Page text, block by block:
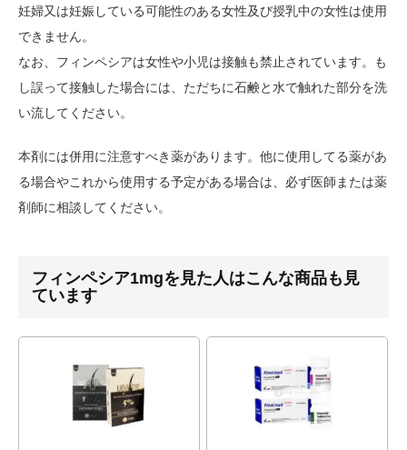
妊婦又は妊娠している可能性のある女性及び授乳中の女性は使用
できません。
なお、フィンペシアは女性や小児は接触も禁止されています。も
し誤って接触した場合には、ただちに石鹸と水で触れた部分を洗
い流してください。
本剤には併用に注意すべき薬があります。他に使用してる薬があ
る場合やこれから使用する予定がある場合は、必ず医師または薬
剤師に相談してください。
フィンペシア1mgを見た人はこんな商品も見
ています